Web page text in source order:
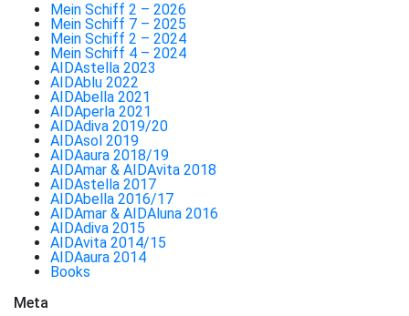
Mein Schiff 2 – 2026
Mein Schiff 7 – 2025
Mein Schiff 2 – 2024
Mein Schiff 4 – 2024
AIDAstella 2023
AIDAblu 2022
AIDAbella 2021
AIDAperla 2021
AIDAdiva 2019/20
AIDAsol 2019
AIDAaura 2018/19
AIDAmar & AIDAvita 2018
AIDAstella 2017
AIDAbella 2016/17
AIDAmar & AIDAluna 2016
AIDAdiva 2015
AIDAvita 2014/15
AIDAaura 2014
Books
Meta